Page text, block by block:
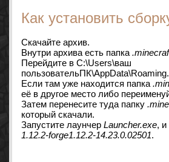
Как установить
Скачайте архив.
Внутри архива есть папка
Перейдите в C:\Users\ваш
пользовательПК\AppData\Roaming.
Если там уже находится папка
её в другое место либо
Затем перенесите туда папку
который скачали.
Запустите лаунчер Launcher.exe,
1.12.2-forge1.12.2-14.23.0.02501.